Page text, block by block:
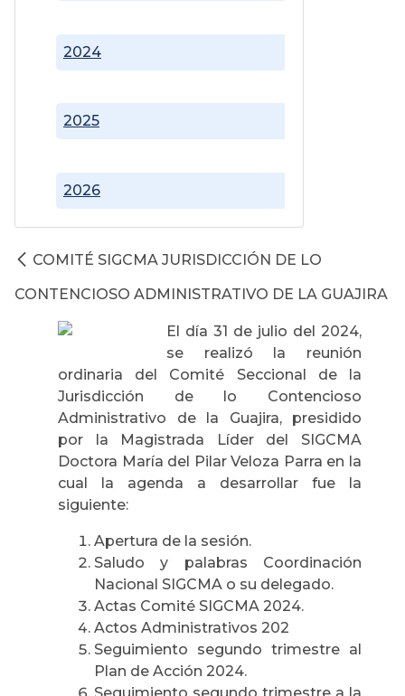
2024
2025
2026
COMITÉ SIGCMA JURISDICCIÓN DE LO
CONTENCIOSO ADMINISTRATIVO DE LA GUAJIRA
El día 31 de julio del 2024,
se realizó la reunión
ordinaria del Comité Seccional de la
Jurisdicción de lo Contencioso
Administrativo de la Guajira, presidido
por la Magistrada Líder del SIGCMA
Doctora María del Pilar Veloza Parra en la
cual la agenda a desarrollar fue la
siguiente:
Apertura de la sesión.
Saludo y palabras Coordinación
Nacional SIGCMA o su delegado.
Actas Comité SIGCMA 2024.
Actos Administrativos 202
Seguimiento segundo trimestre al
Plan de Acción 2024.